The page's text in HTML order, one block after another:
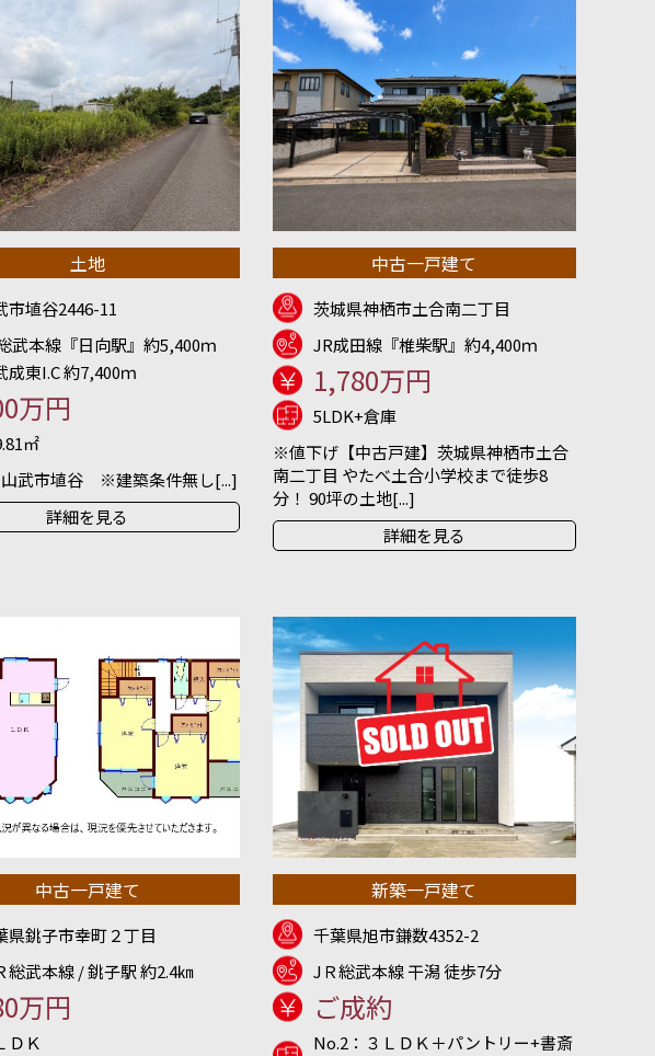
土地
市埴谷2446-11
武本線『日向駅』約5,400ｍ
成東I.C 約7,400ｍ
万円
㎡
山武市埴谷 ※建築条件無し[...]
詳細を見る
中古一戸建て
茨城県神栖市土合南二丁目
JR成田線『椎柴駅』約4,400ｍ
1,780万円
5LDK+倉庫
※値下げ【中古戸建】茨城県神栖市土合
南二丁目 やたべ土合小学校まで徒歩8
分！ 90坪の土地[...]
詳細を見る
中古一戸建て
県銚子市幸町２丁目
総武本線 / 銚子駅 約2.4㎞
万円
ＤＫ
新築一戸建て
千葉県旭市鎌数4352-2
JＲ総武本線 干潟 徒歩7分
ご成約
No.2：３ＬＤＫ＋パントリー+書斎